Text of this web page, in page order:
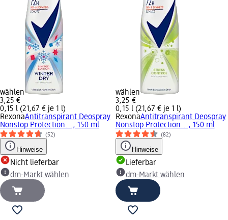
wählen
3,25 €
0,15 l (21,67 € je 1 l)
RexonaAntitranspirant Deospray
Nonstop Protection..., 150 ml
(52)
Hinweise
Nicht lieferbar
dm-Markt wählen
wählen
3,25 €
0,15 l (21,67 € je 1 l)
RexonaAntitranspirant Deospray
Nonstop Protection..., 150 ml
(82)
Hinweise
Lieferbar
dm-Markt wählen